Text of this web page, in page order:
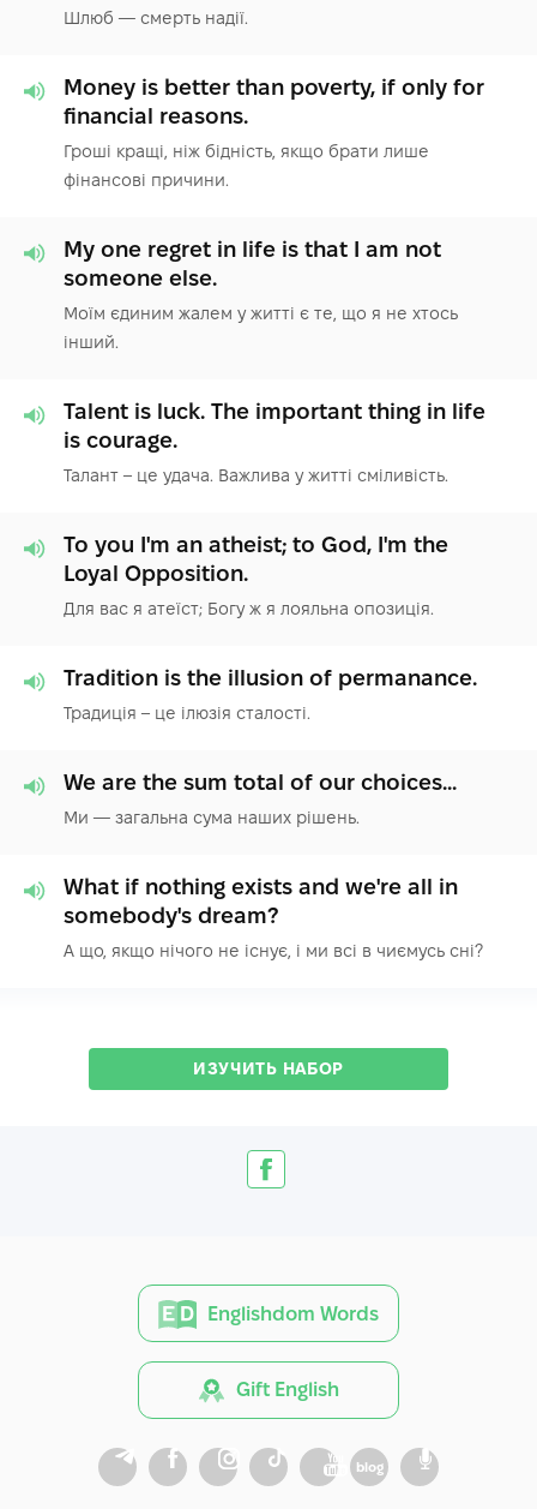
Шлюб — смерть надії.
Money is better than poverty, if only for
financial reasons.
Гроші кращі, ніж бідність, якщо брати лише
фінансові причини.
My one regret in life is that I am not
someone else.
Моїм єдиним жалем у житті є те, що я не хтось
інший.
Talent is luck. The important thing in life
is courage.
Талант – це удача. Важлива у житті сміливість.
To you I'm an atheist; to God, I'm the
Loyal Opposition.
Для вас я атеїст; Богу ж я лояльна опозиція.
Tradition is the illusion of permanance.
Традиція – це ілюзія сталості.
We are the sum total of our choices...
Ми — загальна сума наших рішень.
What if nothing exists and we're all in
somebody's dream?
А що, якщо нічого не існує, і ми всі в чиємусь сні?
ИЗУЧИТЬ НАБОР
Englishdom Words
Gift English
blog